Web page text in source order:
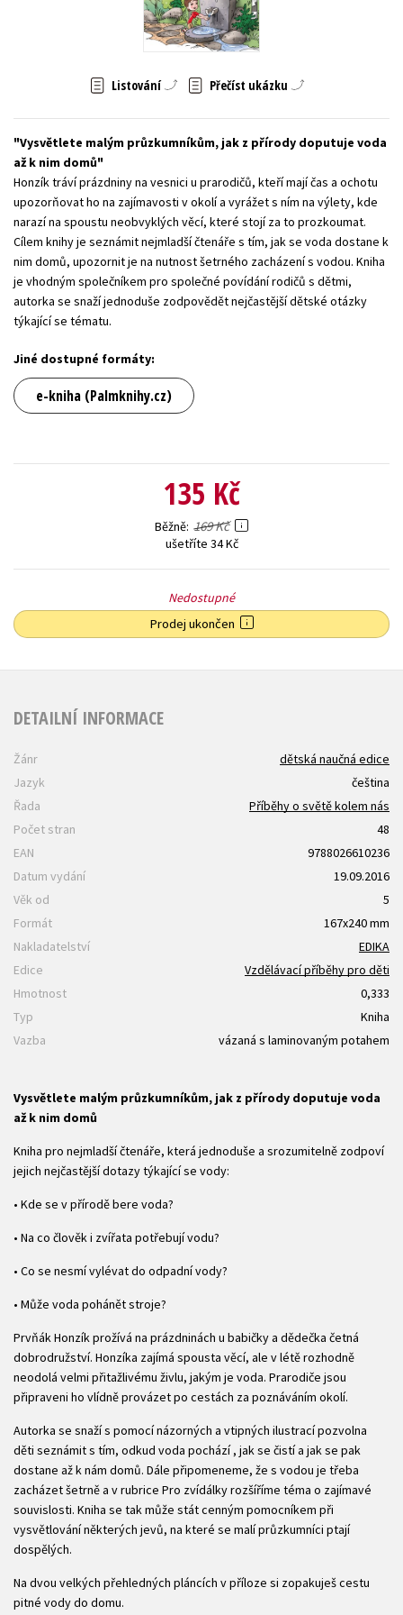
Zahraniční literatura
Listování Přečíst ukázku
Vysvětlete malým průzkumníkům, jak z přírody doputuje voda
až k nim domů
Honzík tráví prázdniny na vesnici u prarodičů, kteří mají čas a ochotu
upozorňovat ho na zajímavosti v okolí a vyrážet s ním na výlety, kde
narazí na spoustu neobvyklých věcí, které stojí za to prozkoumat.
Cílem knihy je seznámit nejmladší čtenáře s tím, jak se voda dostane k
nim domů, upozornit je na nutnost šetrného zacházení s vodou. Kniha
je vhodným společníkem pro společné povídání rodičů s dětmi,
autorka se snaží jednoduše zodpovědět nejčastější dětské otázky
týkající se tématu.
Jiné dostupné formáty:
e-kniha (Palmknihy.cz)
135 Kč
Běžně 169 Kč
ušetříte 34 Kč
Nedostupné
Prodej ukončen
DETAILNÍ INFORMACE
Žánr
dětská naučná edice
Jazyk
čeština
Řada
Příběhy o světě kolem nás
Počet stran
48
EAN
9788026610236
Datum vydání
19.09.2016
Věk od
5
Formát
167x240 mm
Nakladatelství
EDIKA
Edice
Vzdělávací příběhy pro děti
Hmotnost
0,333
Typ
Kniha
Vazba
vázaná s laminovaným potahem
Vysvětlete malým průzkumníkům, jak z přírody doputuje voda
až k nim domů
Kniha pro nejmladší čtenáře, která jednoduše a srozumitelně zodpoví
jejich nejčastější dotazy týkající se vody:
• Kde se v přírodě bere voda?
• Na co člověk i zvířata potřebují vodu?
• Co se nesmí vylévat do odpadní vody?
• Může voda pohánět stroje?
Prvňák Honzík prožívá na prázdninách u babičky a dědečka četná
dobrodružství. Honzíka zajímá spousta věcí, ale v létě rozhodně
neodolá velmi přitažlivému živlu, jakým je voda. Prarodiče jsou
připraveni ho vlídně provázet po cestách za poznáváním okolí.
Autorka se snaží s pomocí názorných a vtipných ilustrací pozvolna
děti seznámit s tím, odkud voda pochází , jak se čistí a jak se pak
dostane až k nám domů. Dále připomeneme, že s vodou je třeba
zacházet šetrně a v rubrice Pro zvídálky rozšíříme téma o zajímavé
souvislosti. Kniha se tak může stát cenným pomocníkem při
vysvětlování některých jevů, na které se malí průzkumníci ptají
dospělých.
Na dvou velkých přehledných pláncích v příloze si zopakuješ cestu
pitné vody do domu.